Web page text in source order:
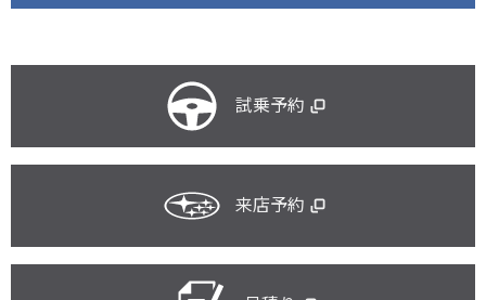
試乗予約
来店予約